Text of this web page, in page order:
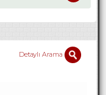
Detaylı Arama